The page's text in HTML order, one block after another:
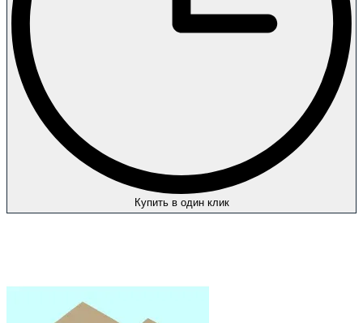
Купить в один клик